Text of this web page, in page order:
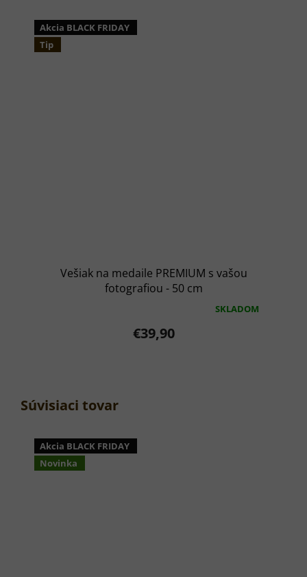
Súvisiaci tovar
Akcia BLACK FRIDAY
Novinka
Akcia BLACK FRIDAY
Tip
Vešiak na medaile PREMIUM s vašou
fotografiou - 50 cm
hviezdičiek.
SKLADOM
€39,90